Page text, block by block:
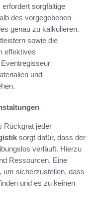
sorgfältige
des vorgegebenen
genau zu kalkulieren.
sowie die
effektives
und
Rückgrat jeder
sorgt dafür, dass der
verläuft. Hierzu
Ressourcen. Eine
um sicherzustellen, dass
und es zu keinen